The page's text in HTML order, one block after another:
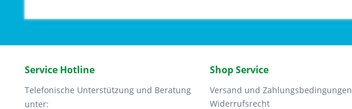
Service Hotline
Telefonische Unterstützung und Beratung
unter:
Shop Service
Versand und Zahlungsbedingungen
Widerrufsrecht